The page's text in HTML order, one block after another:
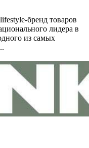
бренд товаров
лидера в
из самых